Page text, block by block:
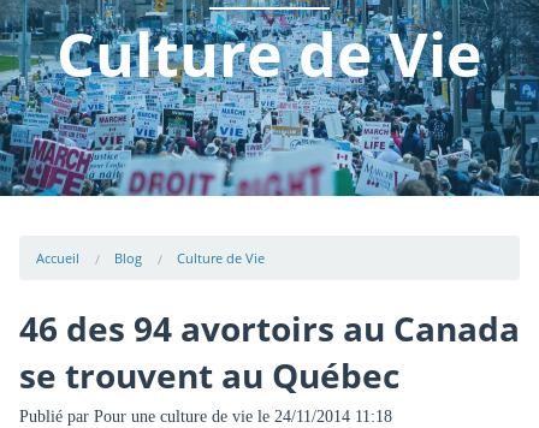
Boutique
Culture de Vie
Accueil Blog Culture de Vie
46 des 94 avortoirs au Canada
se trouvent au Québec
Publié par Pour une culture de viele 24/11/2014 11:18